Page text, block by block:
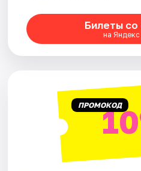
Билеты со
на
ПРОМОКОД